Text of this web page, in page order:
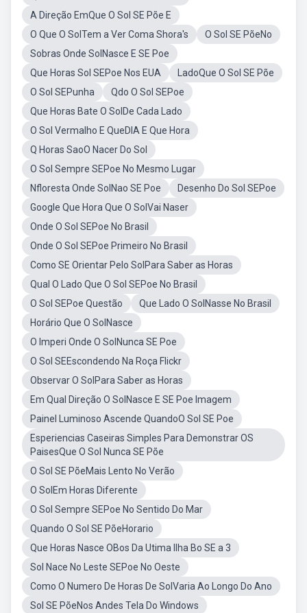
A Direção EmQue O Sol SE Põe E
O Que O SolTem a Ver Coma Shora's
O Sol SE PõeNo
Sobras Onde SolNasce E SE Poe
Que Horas Sol SEPoe Nos EUA
LadoQue O Sol SE Põe
O Sol SEPunha
Qdo O Sol SEPoe
Que Horas Bate O SolDe Cada Lado
O Sol Vermalho E QueDIA E Que Hora
Q Horas SaoO Nacer Do Sol
O Sol Sempre SEPoe No Mesmo Lugar
Nfloresta Onde SolNao SE Poe
Desenho Do Sol SEPoe
Google Que Hora Que O SolVai Naser
Onde O Sol SEPoe No Brasil
Onde O Sol SEPoe Primeiro No Brasil
Como SE Orientar Pelo SolPara Saber as Horas
Qual O Lado Que O Sol SEPoe No Brasil
O Sol SEPoe Questão
Que Lado O SolNasse No Brasil
Horário Que O SolNasce
O Imperi Onde O SolNunca SE Poe
O Sol SEEscondendo Na Roça Flickr
Observar O SolPara Saber as Horas
Em Qual Direção O SolNasce E SE Poe Imagem
Painel Luminoso Ascende QuandoO Sol SE Poe
Esperiencias Caseiras Simples Para Demonstrar OS
PaisesQue O Sol Nunca SE Põe
O Sol SE PõeMais Lento No Verão
O SolEm Horas Diferente
O Sol Sempre SEPoe No Sentido Do Mar
Quando O Sol SE PõeHorario
Que Horas Nasce OBos Da Utima Ilha Bo SE a 3
Sol Nace No Leste SEPoe No Oeste
Como O Numero De Horas De SolVaria Ao Longo Do Ano
Sol SE PõeNos Andes Tela Do Windows